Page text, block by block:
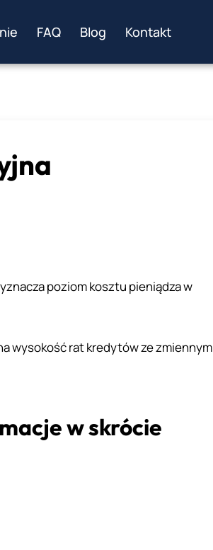
FAQ Blog Kontakt
poziom kosztu pieniądza w
wysokość rat kredytów ze zmiennym
w skrócie